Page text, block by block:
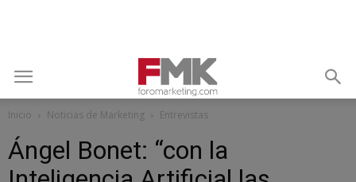
Inicio Noticias de Marketing Entrevistas
Ángel Bonet: “con la